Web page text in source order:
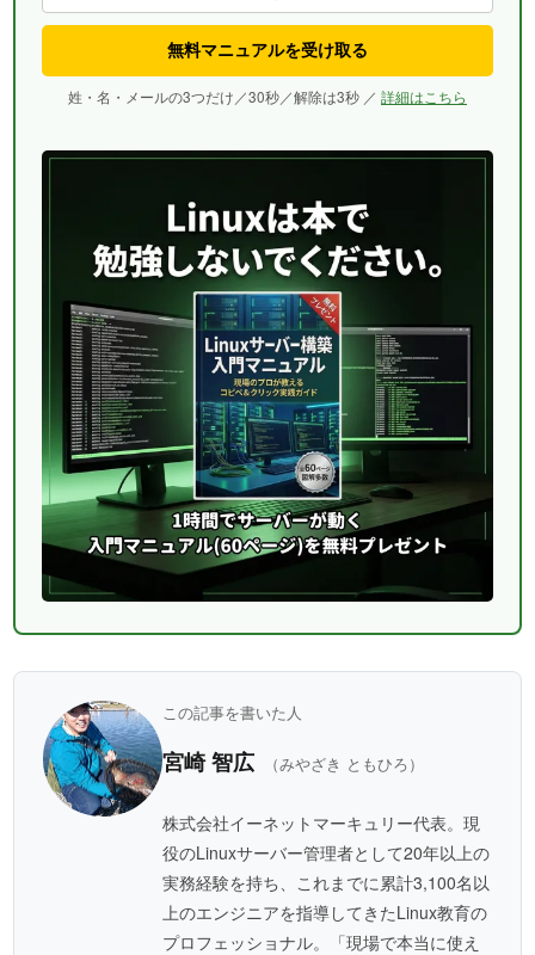
無料マニュアルを受け取る
姓・名・メールの3つだけ／30秒／解除は3秒 ／ 詳細はこちら
この記事を書いた人
宮崎 智広 （みやざき ともひろ）
株式会社イーネットマーキュリー代表。現
役のLinuxサーバー管理者として20年以上の
実務経験を持ち、これまでに累計3,100名以
上のエンジニアを指導してきたLinux教育の
プロフェッショナル。「現場で本当に使え